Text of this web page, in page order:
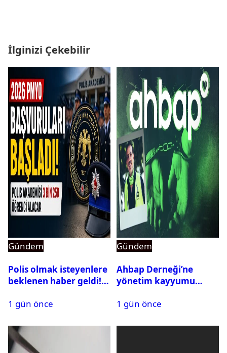
İlginizi Çekebilir
Gündem
Polis olmak isteyenlere
beklenen haber geldi!
1 gün önce
Gündem
Ahbap Derneği’ne
yönetim kayyumu
açıldı
1 gün önce